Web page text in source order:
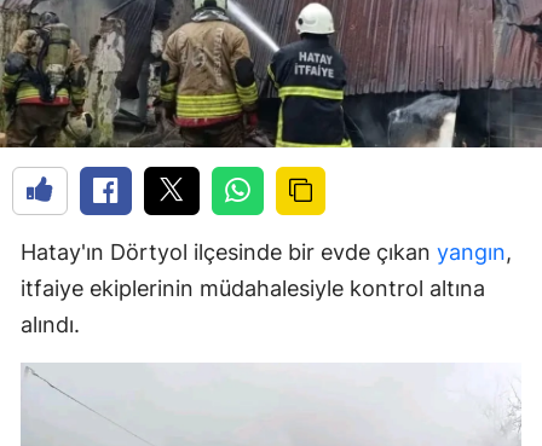
Hatay'ın Dörtyol ilçesinde bir evde çıkan yangın,
itfaiye ekiplerinin müdahalesiyle kontrol altına
alındı.